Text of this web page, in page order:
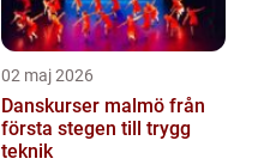
02 maj 2026
Danskurser malmö från
första stegen till trygg
teknik